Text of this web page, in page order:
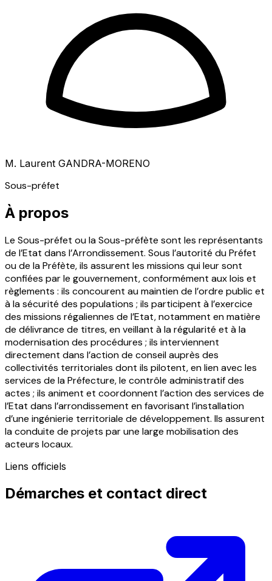
M. Laurent GANDRA-MORENO
Sous-préfet
À propos
Le Sous-préfet ou la Sous-préfète sont les représentants
de l’Etat dans l’Arrondissement. Sous l’autorité du Préfet
ou de la Préfète, ils assurent les missions qui leur sont
confiées par le gouvernement, conformément aux lois et
règlements : ils concourent au maintien de l’ordre public et
à la sécurité des populations ; ils participent à l’exercice
des missions régaliennes de l’Etat, notamment en matière
de délivrance de titres, en veillant à la régularité et à la
modernisation des procédures ; ils interviennent
directement dans l’action de conseil auprès des
collectivités territoriales dont ils pilotent, en lien avec les
services de la Préfecture, le contrôle administratif des
actes ; ils animent et coordonnent l’action des services de
l’Etat dans l’arrondissement en favorisant l’installation
d’une ingénierie territoriale de développement. Ils assurent
la conduite de projets par une large mobilisation des
acteurs locaux.
Liens officiels
Démarches et contact direct